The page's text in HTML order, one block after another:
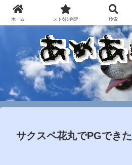
サクスペ花丸でPGできた
ホーム スト6技判定 検索